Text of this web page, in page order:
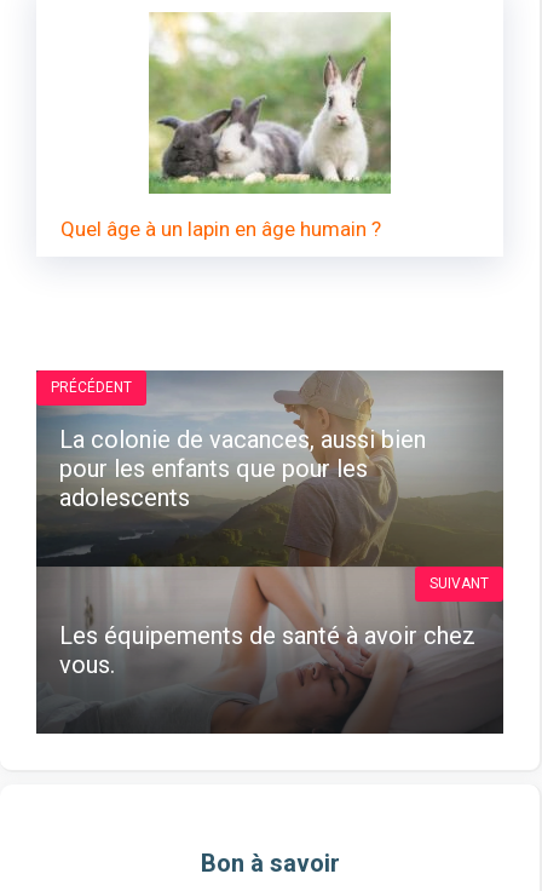
Quel âge à un lapin en âge humain ?
PRÉCÉDENT
La colonie de vacances, aussi bien
pour les enfants que pour les
adolescents
Les équipements de santé à avoir chez
vous.
SUIVANT
Bon à savoir